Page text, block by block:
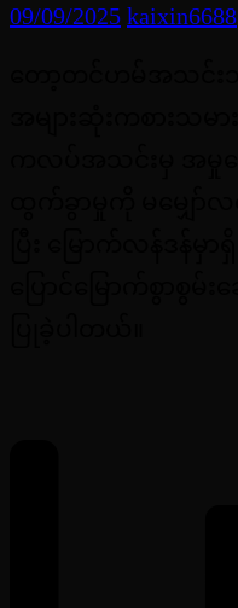
09/09/2025 kaixin6688